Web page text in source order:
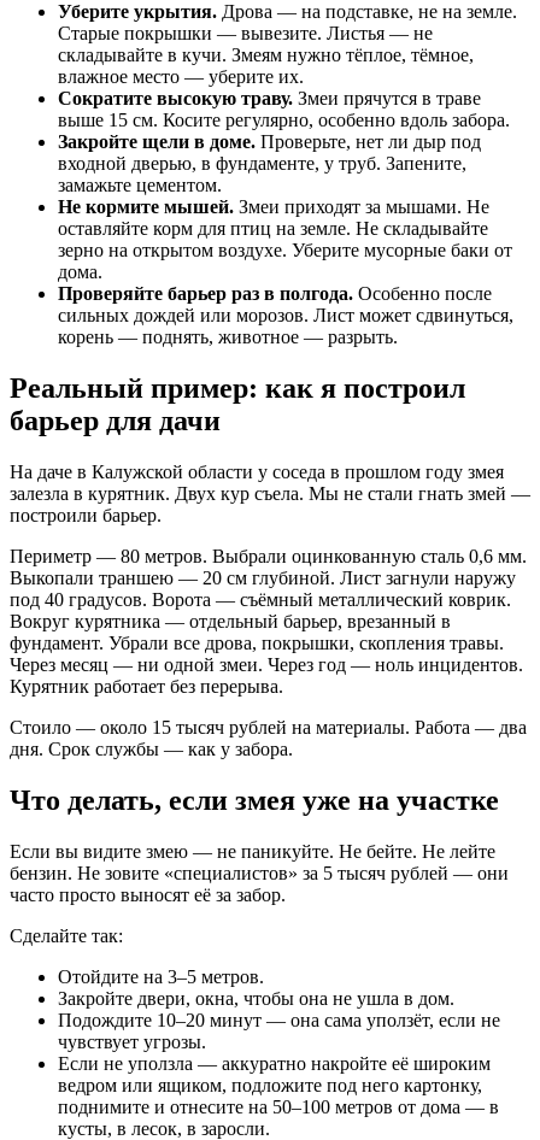
Уберите укрытия. Дрова — на подставке, не на земле.
Старые покрышки — вывезите. Листья — не
складывайте в кучи. Змеям нужно тёплое, тёмное,
влажное место — уберите их.
Сократите высокую траву. Змеи прячутся в траве
выше 15 см. Косите регулярно, особенно вдоль забора.
Закройте щели в доме. Проверьте, нет ли дыр под
входной дверью, в фундаменте, у труб. Запените,
замажьте цементом.
Не кормите мышей. Змеи приходят за мышами. Не
оставляйте корм для птиц на земле. Не складывайте
зерно на открытом воздухе. Уберите мусорные баки от
дома.
Проверяйте барьер раз в полгода. Особенно после
сильных дождей или морозов. Лист может сдвинуться,
корень — поднять, животное — разрыть.
Реальный пример: как я построил
барьер для дачи
На даче в Калужской области у соседа в прошлом году змея
залезла в курятник. Двух кур съела. Мы не стали гнать змей —
построили барьер.
Периметр — 80 метров. Выбрали оцинкованную сталь 0,6 мм.
Выкопали траншею — 20 см глубиной. Лист загнули наружу
под 40 градусов. Ворота — съёмный металлический коврик.
Вокруг курятника — отдельный барьер, врезанный в
фундамент. Убрали все дрова, покрышки, скопления травы.
Через месяц — ни одной змеи. Через год — ноль инцидентов.
Курятник работает без перерыва.
Стоило — около 15 тысяч рублей на материалы. Работа — два
дня. Срок службы — как у забора.
Что делать, если змея уже на участке
Если вы видите змею — не паникуйте. Не бейте. Не лейте
бензин. Не зовите «специалистов» за 5 тысяч рублей — они
часто просто выносят её за забор.
Сделайте так:
Отойдите на 3–5 метров.
Закройте двери, окна, чтобы она не ушла в дом.
Подождите 10–20 минут — она сама уползёт, если не
чувствует угрозы.
Если не уползла — аккуратно накройте её широким
ведром или ящиком, подложите под него картонку,
поднимите и отнесите на 50–100 метров от дома — в
кусты, в лесок, в заросли.